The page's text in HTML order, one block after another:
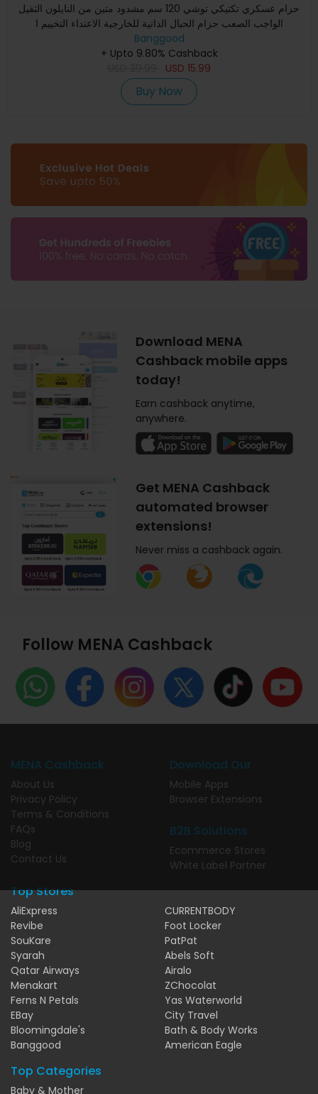
حزام عسكري تكتيكي توشي 120 سم مشدود متين من النايلون الثقيل
الواجب الصعب حزام الحبال الذاتية للخارجية الاعتداء التخييم ا
Banggood
+ Upto 9.80% Cashback
USD 15.99
Buy Now
Download MENA
Cashback mobile apps
today!
Earn cashback anytime,
anywhere.
Get MENA Cashback
automated browser
extensions!
Never miss a cashback again.
Follow MENA Cashback
MENA Cashback
About Us
Privacy Policy
Terms & Conditions
FAQs
Blog
Contact Us
Download Our
Mobile Apps
Browser Extensions
B2B Solutions
Ecommerce Stores
White Label Partner
Top Stores
AliExpress
Revibe
SouKare
Syarah
Qatar Airways
Menakart
Ferns N Petals
EBay
Bloomingdale's
Banggood
CURRENTBODY
Foot Locker
PatPat
Abels Soft
Airalo
ZChocolat
Yas Waterworld
City Travel
Bath & Body Works
American Eagle
Top Categories
Baby & Mother